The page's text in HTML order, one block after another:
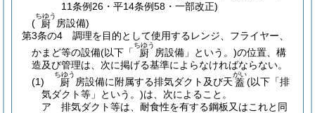
11条例26・平14条例58・一部改正)
(
厨
ちゆう
房設備)
第3条の4
調理を目的として使用するレンジ、フライヤー、
かまど等の設備(以下「 厨
ちゆう
房設備」という。)の位置、構
造及び管理は、次に掲げる基準によらなければならない。
(1)
厨
ちゆう
房設備に附属する排気ダクト及び天 蓋
がい
(以下「排
気ダクト等」という。)は、次によること。
ア
排気ダクト等は、耐食性を有する鋼板又はこれと同